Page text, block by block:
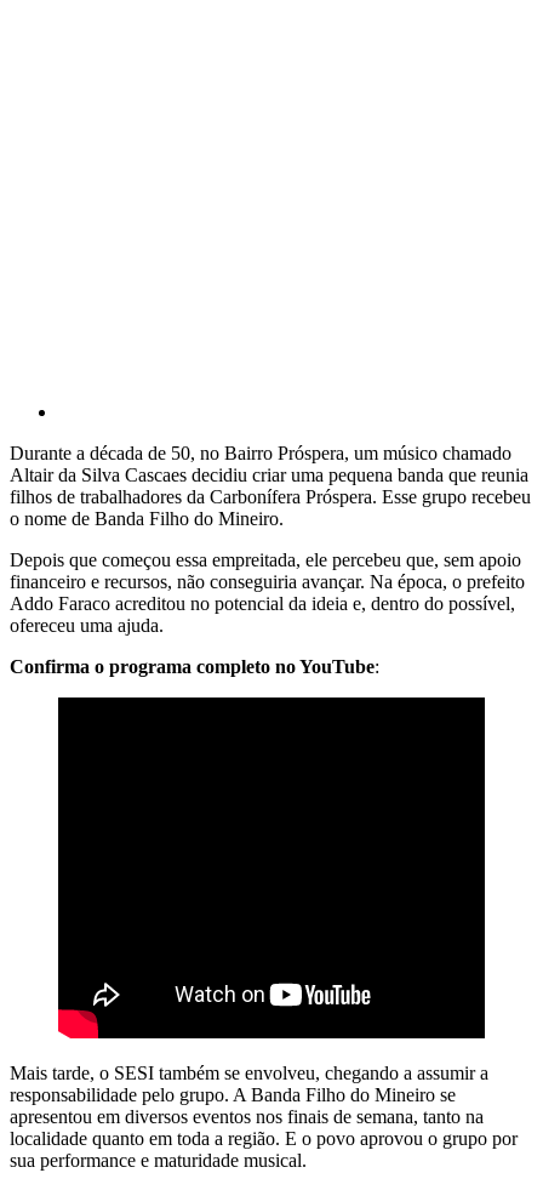
Durante a década de 50, no Bairro Próspera, um músico chamado
Altair da Silva Cascaes decidiu criar uma pequena banda que reunia
filhos de trabalhadores da Carbonífera Próspera. Esse grupo recebeu
o nome de Banda Filho do Mineiro.
Depois que começou essa empreitada, ele percebeu que, sem apoio
financeiro e recursos, não conseguiria avançar. Na época, o prefeito
Addo Faraco acreditou no potencial da ideia e, dentro do possível,
ofereceu uma ajuda.
Confirma o programa completo no YouTube:
Mais tarde, o SESI também se envolveu, chegando a assumir a
responsabilidade pelo grupo. A Banda Filho do Mineiro se
apresentou em diversos eventos nos finais de semana, tanto na
localidade quanto em toda a região. E o povo aprovou o grupo por
sua performance e maturidade musical.